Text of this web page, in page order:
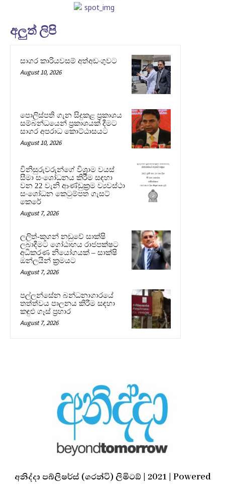
අලුත් ලිපි
සාගර කාරියවසම් අත්අඩංගුවට
August 10, 2026
පොලිස්පති ගැන සිදුකළ ප්‍රකාශය
සම්බන්ධයෙන් ප්‍රකාශයක් දීමට
සාගර අපරාධ කොට්ඨාසයට
August 10, 2026
විනිසුරුවරුන්ගේ විශ්‍රාම වයස්
සීමා සංශෝධනය කිරීම සඳහා
වන 22 වැනි ආණ්ඩුක්‍රම ව්‍යවස්ථා
සංශෝධන කෙටුම්පත ගැසට්
කෙරේ
August 7, 2026
ලලිත්-කූගන් නඩුවේ සාක්ෂි
ලබාදීමට ගෝඨාභය රාජපක්ෂට
අධිකරණ නියෝගයක් – සාක්ෂි
ඔන්ලයින් ක්‍රමයට
August 7, 2026
පල්ලන්සේන බන්ධනාගාරයේ
තත්ත්වය පාලනය කිරීම සඳහා
කඳුළු ගෑස් ප්‍රහාර
August 7, 2026
අනිද්දා පබ්ලිෂර්ස් (ගරන්ටි) ලිමිටඞ් | 2021 | Powered